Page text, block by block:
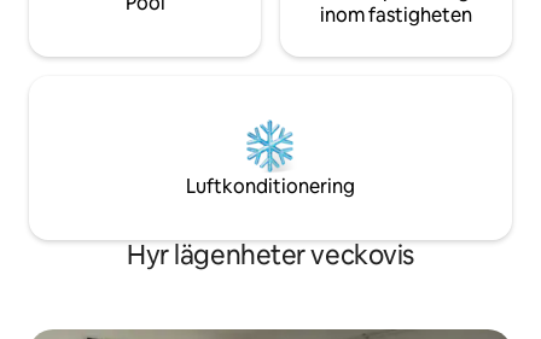
inom fastigheten
Luftkonditionering
Hyr lägenheter veckovis